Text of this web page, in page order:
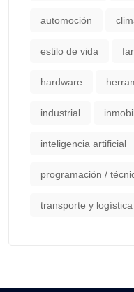
automoción
estilo de vida
hardware
industrial
inteligencia artificial
programación /
transporte y logística